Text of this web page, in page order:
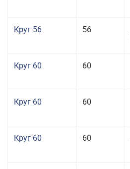
Круг 56 56
Круг 60 60
Круг 60 60
Круг 60 60